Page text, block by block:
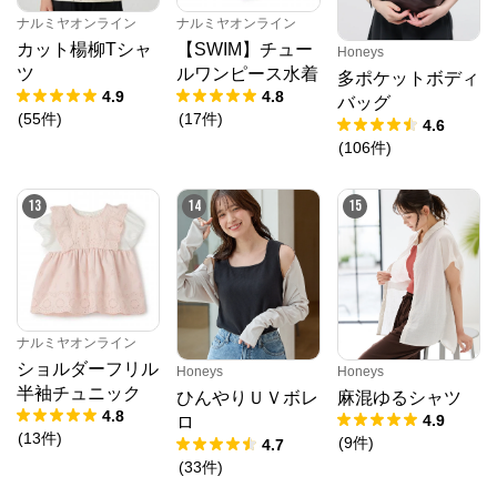
ナルミヤオンライン
カット楊柳Tシャ
ツ
4.9
(55件)
ナルミヤオンライン
【SWIM】チュー
ルワンピース水着
4.8
(17件)
Honeys
多ポケットボディ
バッグ
4.6
(106件)
13
ナルミヤオンライン
ショルダーフリル
半袖チュニック
4.8
(13件)
14
Honeys
ひんやりＵＶボレ
ロ
4.7
(33件)
15
Honeys
麻混ゆるシャツ
4.9
(9件)